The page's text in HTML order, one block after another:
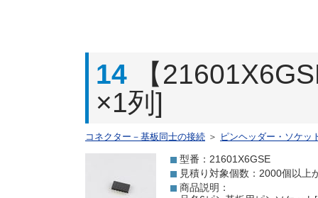
14
【
×1列]
コネクター－基板同士の接続 ＞ ピンヘッダー・ソケッ
型番：21601X6GSE
見積り対象個数：2000個以上
商品説明：